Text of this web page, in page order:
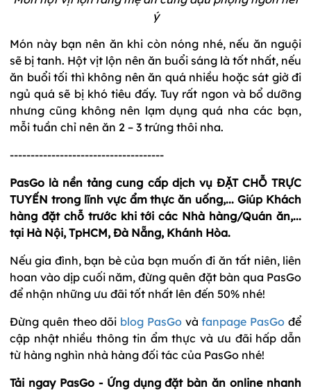
ý
Món này bạn nên ăn khi còn nóng nhé, nếu ăn nguội
sẽ bị tanh. Hột vịt lộn nên ăn buổi sáng là tốt nhất, nếu
ăn buổi tối thì không nên ăn quá nhiều hoặc sát giờ đi
ngủ quá sẽ bị khó tiêu đấy. Tuy rất ngon và bổ dưỡng
nhưng cũng không nên lạm dụng quá nha các bạn,
mỗi tuần chỉ nên ăn 2 – 3 trứng thôi nha.
-------------------------------------
PasGo là nền tảng cung cấp dịch vụ ĐẶT CHỖ TRỰC
TUYẾN trong lĩnh vực ẩm thực ăn uống,... Giúp Khách
hàng đặt chỗ trước khi tới các Nhà hàng/Quán ăn,...
tại Hà Nội, TpHCM, Đà Nẵng, Khánh Hòa.
Nếu gia đình, bạn bè của bạn muốn đi ăn tất niên, liên
hoan vào dịp cuối năm, đừng quên đặt bàn qua PasGo
để nhận những ưu đãi tốt nhất lên đến 50% nhé!
Đừng quên theo dõi blog PasGovàfanpage PasGo để
cập nhật nhiều thông tin ẩm thực và ưu đãi hấp dẫn
từ hàng nghìn nhà hàng đối tác của PasGo nhé!
Tải ngay PasGo - Ứng dụng đặt bàn ăn online nhanh